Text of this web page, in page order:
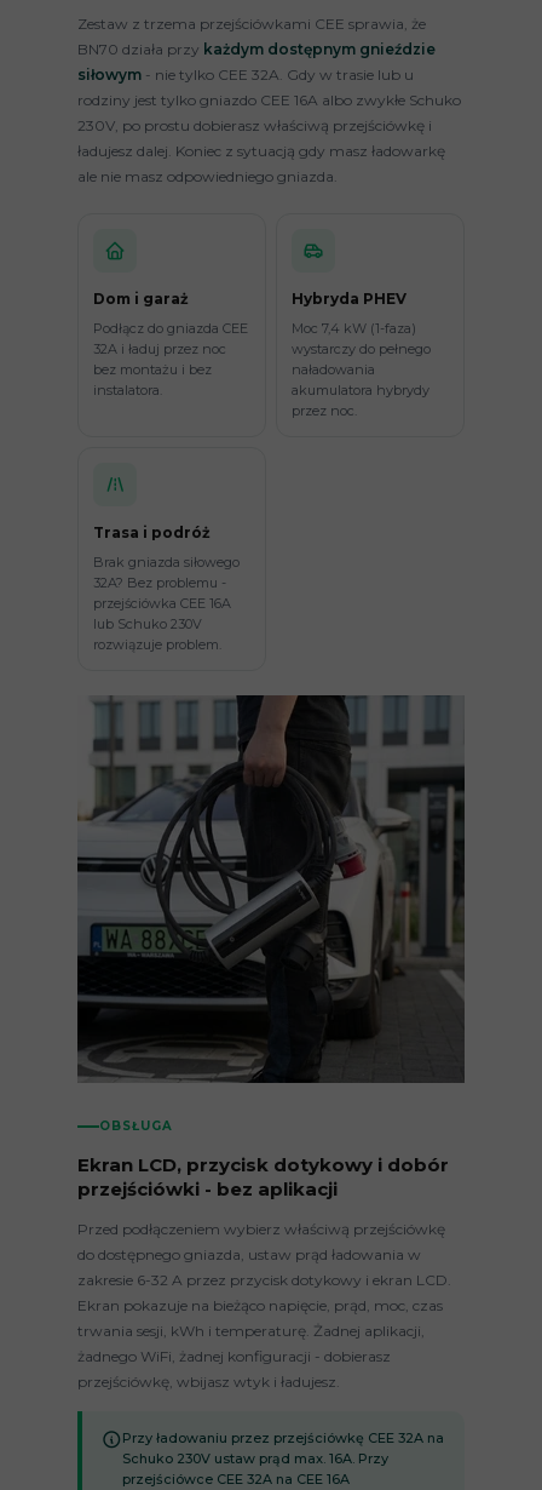
OBSŁUGA
Ekran LCD, przycisk dotykowy i dobór
przejściówki - bez aplikacji
Przed podłączeniem wybierz właściwą przejściówkę
do dostępnego gniazda, ustaw prąd ładowania w
zakresie 6-32 A przez przycisk dotykowy i ekran LCD.
Ekran pokazuje na bieżąco napięcie, prąd, moc, czas
trwania sesji, kWh i temperaturę. Żadnej aplikacji,
żadnego WiFi, żadnej konfiguracji - dobierasz
przejściówkę, wbijasz wtyk i ładujesz.
Przy ładowaniu przez przejściówkę CEE 32A na
Schuko 230V ustaw prąd max. 16A. Przy
przejściówce CEE 32A na CEE 16A
Zestaw z trzema przejściówkami CEE sprawia, że
BN70 działa przy każdym dostępnym gnieździe
siłowym - nie tylko CEE 32A. Gdy w trasie lub u
rodziny jest tylko gniazdo CEE 16A albo zwykłe Schuko
230V, po prostu dobierasz właściwą przejściówkę i
ładujesz dalej. Koniec z sytuacją gdy masz ładowarkę
ale nie masz odpowiedniego gniazda.
Dom i garaż
Podłącz do gniazda CEE
32A i ładuj przez noc
bez montażu i bez
instalatora.
Hybryda PHEV
Moc 7,4 kW (1-faza)
wystarczy do pełnego
naładowania
akumulatora hybrydy
przez noc.
Trasa i podróż
Brak gniazda siłowego
32A? Bez problemu -
przejściówka CEE 16A
lub Schuko 230V
rozwiązuje problem.